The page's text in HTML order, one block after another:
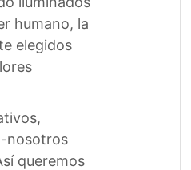
humano, la
elegidos
nosotros
queremos